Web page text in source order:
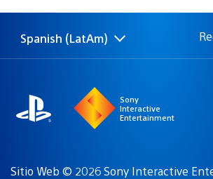
publicación:
Elige
Región
Spanish (LatAm)
Sony
Interactive
Entertainment
Sitio Web © 2026 Sony Interactive